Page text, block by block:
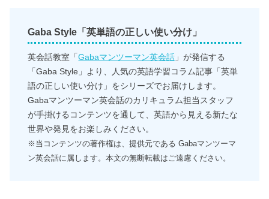
Gaba Style「英単語の正しい使い分け」
英会話教室「Gabaマンツーマン英会話 」が発信する
「Gaba Style」より、人気の英語学習コラム記事「英単
語の正しい使い分け」をシリーズでお届けします。
Gabaマンツーマン英会話のカリキュラム担当スタッフ
が手掛けるコンテンツを通して、英語から見える新たな
世界や発見をお楽しみください。
※当コンテンツの著作権は、提供元である Gabaマンツーマ
ン英会話に属します。本文の無断転載はご遠慮ください。